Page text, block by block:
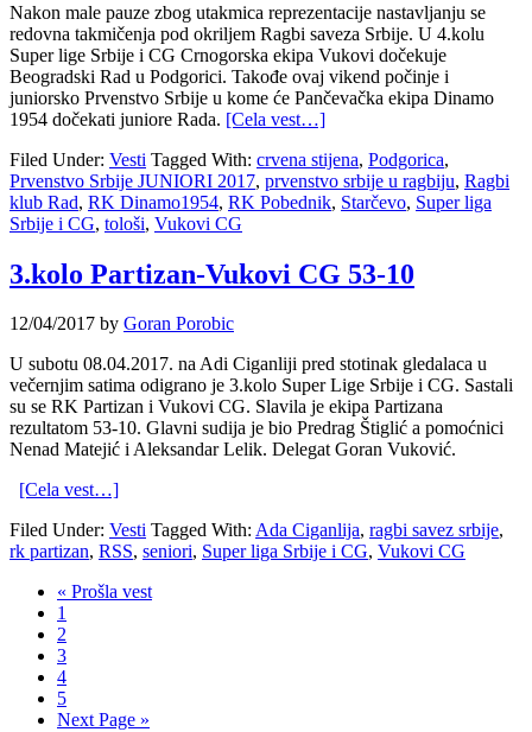
Nakon male pauze zbog utakmica reprezentacije nastavljanju se
redovna takmičenja pod okriljem Ragbi saveza Srbije. U 4.kolu
Super lige Srbije i CG Crnogorska ekipa Vukovi dočekuje
Beogradski Rad u Podgorici. Takođe ovaj vikend počinje i
juniorsko Prvenstvo Srbije u kome će Pančevačka ekipa Dinamo
1954 dočekati juniore Rada. [Cela vest…]
Filed Under: Vesti Tagged With: crvena stijena, Podgorica,
Prvenstvo Srbije JUNIORI 2017, prvenstvo srbije u ragbiju, Ragbi
klub Rad, RK Dinamo1954, RK Pobednik, Starčevo, Super liga
Srbije i CG, tološi, Vukovi CG
3.kolo Partizan-Vukovi CG 53-10
12/04/2017 by Goran Porobic
U subotu 08.04.2017. na Adi Ciganliji pred stotinak gledalaca u
večernjim satima odigrano je 3.kolo Super Lige Srbije i CG. Sastali
su se RK Partizan i Vukovi CG. Slavila je ekipa Partizana
rezultatom 53-10. Glavni sudija je bio Predrag Štiglić a pomoćnici
Nenad Matejić i Aleksandar Lelik. Delegat Goran Vuković.
[Cela vest…]
Filed Under: Vesti Tagged With: Ada Ciganlija, ragbi savez srbije,
rk partizan, RSS, seniori, Super liga Srbije i CG, Vukovi CG
« Prošla vest
1
2
3
4
5
Next Page »